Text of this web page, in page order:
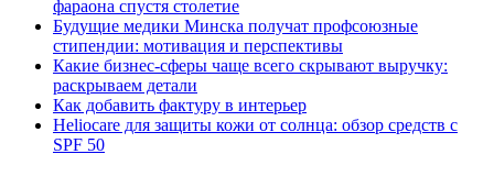
фараона спустя столетие
Будущие медики Минска получат профсоюзные
стипендии: мотивация и перспективы
Какие бизнес-сферы чаще всего скрывают выручку:
раскрываем детали
Как добавить фактуру в интерьер
Heliocare для защиты кожи от солнца: обзор средств с
SPF 50